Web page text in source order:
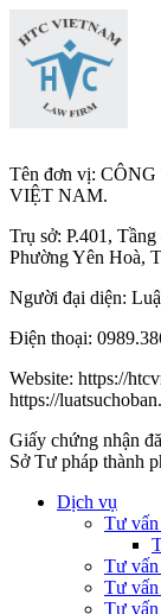
Tên đơn vị:
VIỆT NAM.
Trụ sở: P.401,
Phường Yên Hoà,
Người đại diện:
Điện thoại:
Website: https://
https://
Giấy chứng nhận
Sở Tư pháp thành
Dịch vụ
Tư
Tư vấn
Tư
Tư